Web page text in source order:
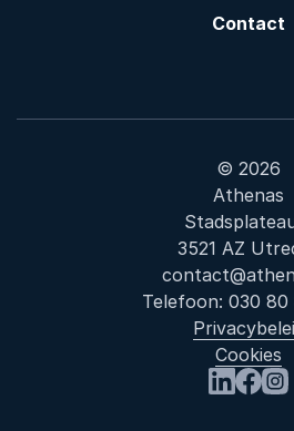
Contact
© 2026
Athenas
3521 AZ
Telefoon: 030 80
Cookies